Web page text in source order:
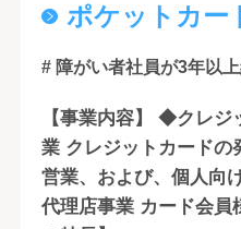
ポケットカー
# 障がい者社員が3年以
【事業内容】 ◆クレジ
業 クレジットカードの
営業、および、個人向
代理店事業 カード会員